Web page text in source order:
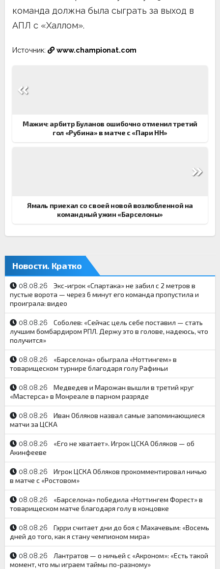
команда должна была сыграть за выход в
АПЛ с «Халлом».
Источник: www.championat.com
по
Мажич: арбитр Буланов ошибочно отменил третий
гол «Рубина» в матче с «Пари НН»
Ямаль приехал со своей новой возлюбленной на
командный ужин «Барселоны»
Новости. Кратко
08.08.26
Экс-игрок «Спартака» не забил с 2 метров в
пустые ворота — через 6 минут его команда пропустила и
проиграла: видео
08.08.26
Соболев: «Сейчас цель себе поставил — ​стать
лучшим бомбардиром РПЛ. Держу это в голове, надеюсь, что
получится»
08.08.26
«Барселона» обыграла «Ноттингем» в
товарищеском турнире благодаря голу Рафиньи
08.08.26
Медведев и Марожан вышли в третий круг
«Мастерса» в Монреале в парном разряде
08.08.26
Иван Обляков назвал самые запоминающиеся
матчи за ЦСКА
08.08.26
«Его не хватает». Игрок ЦСКА Обляков — об
Акинфееве
08.08.26
Игрок ЦСКА Обляков прокомментировал ничью
в матче с «Ростовом»
08.08.26
«Барселона» победила «Ноттингем Форест» в
товарищеском матче благодаря голу в концовке
08.08.26
Гэрри считает дни до боя с Махачевым: «Восемь
дней до того, как я стану чемпионом мира»
08.08.26
Лантратов — о ничьей с «Акроном»: «Есть такой
момент, что мы играем таймы по-разному»